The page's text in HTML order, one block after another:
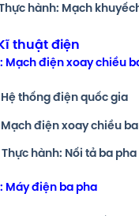
Thực hành: Mạch
thuật điện
Mạch điện xoay chiều
Hệ thống điện quốc gia
Mạch điện xoay chiều
Thực hành: Nối tả ba
Máy điện ba pha